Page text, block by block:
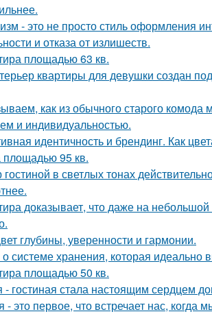
- это не просто стиль оформления
и отказа от излишеств.
площадью 63 кв.
квартиры для девушки создан
как из обычного старого комода
и индивидуальностью.
идентичность и брендинг. Как
площадью 95 кв.
гостиной в светлых тонах
доказывает, что даже на
глубины, уверенности и гармонии.
о системе хранения, которая
площадью 50 кв.
- гостиная стала настоящим сердцем
- это первое, что встречает нас,